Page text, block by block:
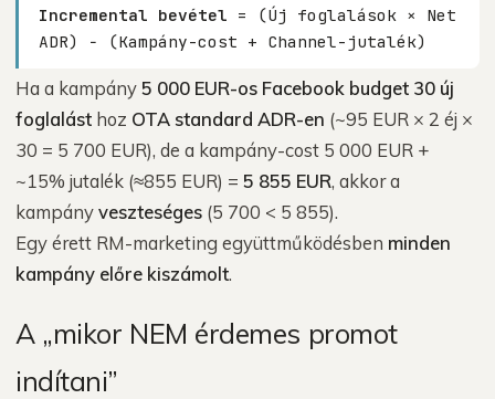
Incremental bevétel = (Új foglalások × Net
ADR) − (Kampány-cost + Channel-jutalék)
Ha a kampány5 000 EUR-os Facebook budget 30 új
foglalást hoz OTA standard ADR-en (~95 EUR × 2 éj ×
30 = 5 700 EUR), de a kampány-cost 5 000 EUR +
~15% jutalék (≈855 EUR) = 5 855 EUR, akkor a
kampányveszteséges (5 700 < 5 855).
Egy érett RM-marketing együttműködésben minden
kampány előre kiszámolt.
A „mikor NEM érdemes promot
indítani”